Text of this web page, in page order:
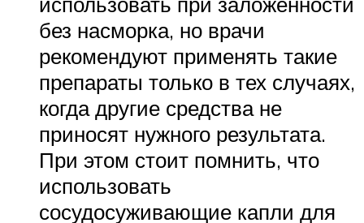
без насморка, но врачи
рекомендуют применять такие
препараты только в тех случаях,
когда другие средства не
приносят нужного результата.
При этом стоит помнить, что
использовать
сосудосуживающие капли для